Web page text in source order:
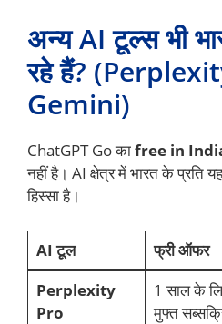
अन्य AI टूल्स भी
रहे हैं?
Gemini)
ChatGPT Go काfree in
नहीं है। AI क्षेत्र में भारत के प्रति
हिस्सा है।
AI टूल फ्री ऑफर
Perplexity
Pro
1 साल के
मुफ्त